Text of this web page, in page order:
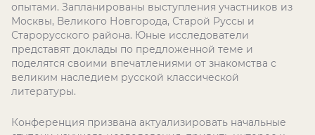
опытами. Запланированы выступления участников из
Москвы, Великого Новгорода, Старой Руссы и
Старорусского района. Юные исследователи
представят доклады по предложенной теме и
поделятся своими впечатлениями от знакомства с
великим наследием русской классической
литературы.
Конференция призвана актуализировать начальные